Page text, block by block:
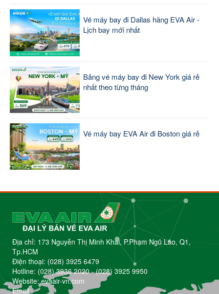
Vé máy bay đi Dallas hãng EVA Air -
Lịch bay mới nhất
Bảng vé máy bay đi New York giá rẻ
nhất theo từng tháng
Vé máy bay EVA Air đi Boston giá rẻ
Địa chỉ: 173 Nguyễn Thị Minh Khai, P.Phạm Ngũ Lão, Q1,
Tp.HCM
Điện thoại: (028) 3925 6479
Hotline: (028) 3936 2020-(028) 3925 9950
Website: evaair-vn.com
Email: